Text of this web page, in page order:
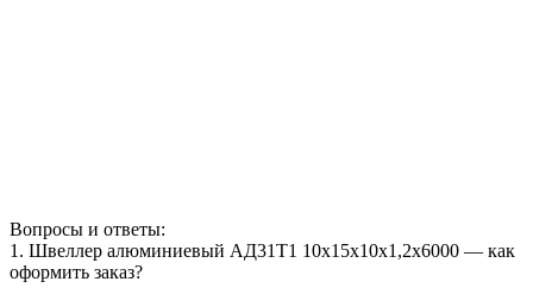
Вопросы и ответы:
1. Швеллер алюминиевый АД31Т1 10х15х10х1,2х6000 — как
оформить заказ?